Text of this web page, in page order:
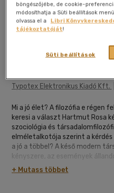
Typotex Elektronikus Kiadó Kft.
Mi a jó élet? A filozófia e régen
keresi a választ Hartmut Rosa
szociológia és
elméletalkotója szerint a
a jó a többel? A késő modern
kényszere, az események
felemésztő időhiánnyal és
lemondunk arról, hogy mindent
+ Mutass többet
böngészőjébe, de cookie-
módosíthatja a Süti beállítások
olvassa el a
Libri
tájékoztatóját!
Süti beállítások